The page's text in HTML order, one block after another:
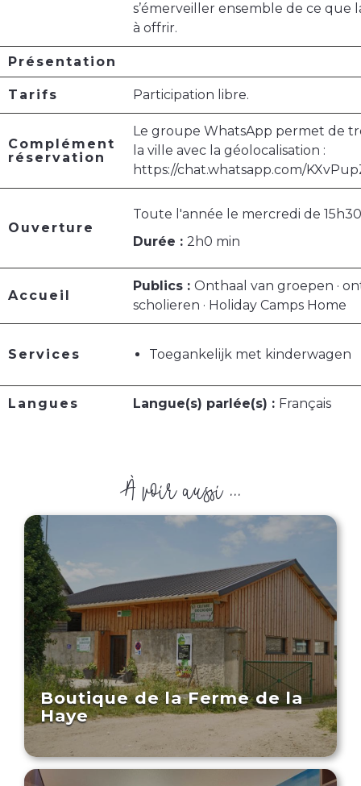
s’émerveiller ensemble de ce que
à offrir.
Présentation
Tarifs Participation libre.
Complément
réservation
Le groupe WhatsApp permet de
la ville avec la géolocalisation :
https://chat.whatsapp.com/
Ouverture
Toute l'année le mercredi de 15h30
Durée : 2h0 min
Accueil
Publics : Onthaal van groepen ·
scholieren · Holiday Camps Home
Services Toegankelijk met kinderwagen
Langues Langue(s) parlée(s) : Français
À voir aussi ...
Boutique de la Ferme de la
Haye